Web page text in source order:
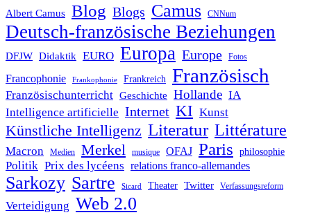
Albert Camus Blog Blogs Camus CNNum
Deutsch-französische Beziehungen
DFJW Didaktik EURO Europa Europe Fotos
Francophonie Frankophonie Frankreich Französisch
Französischunterricht Geschichte Hollande IA
Intelligence artificielle Internet KI Kunst
Künstliche Intelligenz Literatur Littérature
Macron Medien Merkel musique OFAJ Paris philosophie
Politik Prix des lycéens relations franco-allemandes
Sarkozy Sartre Sicard Theater Twitter Verfassungsreform
Verteidigung Web 2.0